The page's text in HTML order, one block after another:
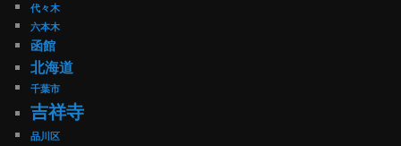
代々木
六本木
函館
北海道
千葉市
吉祥寺
品川区